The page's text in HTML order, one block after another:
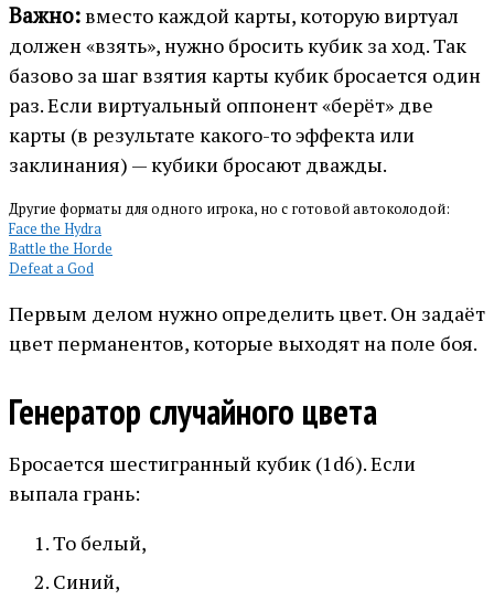
Важно:вместо каждой карты, которую виртуал
должен «взять», нужно бросить кубик за ход. Так
базово за шаг взятия карты кубик бросается один
раз. Если виртуальный оппонент «берёт» две
карты (в результате какого-то эффекта или
заклинания) — кубики бросают дважды.
Другие форматы для одного игрока, но с готовой автоколодой:
Face the Hydra
Battle the Horde
Defeat a God
Первым делом нужно определить цвет. Он задаёт
цвет перманентов, которые выходят на поле боя.
Генератор случайного цвета
Бросается шестигранный кубик (1d6). Если
выпала грань:
То белый,
Синий,